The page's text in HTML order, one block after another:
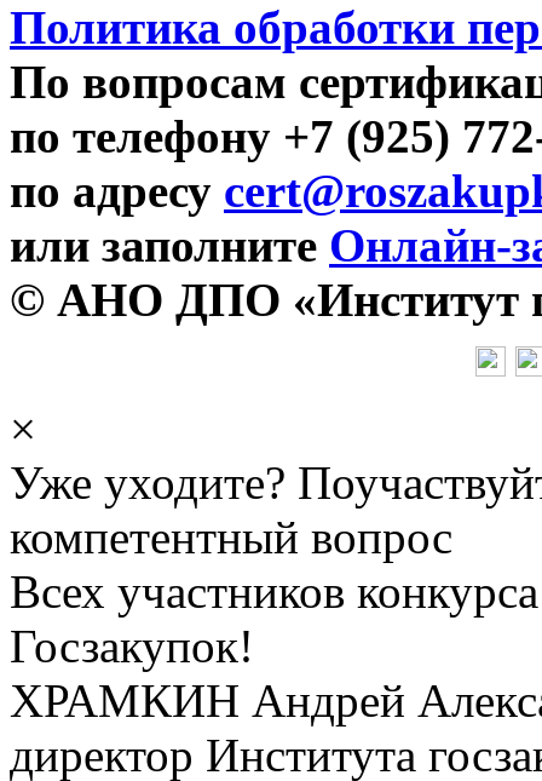
Политика обработки
По вопросам
по телефону +7 (925)
по адресу
или заполните Онлайн-
© АНО ДПО «Институт
×
Уже уходите?
компетентный вопрос
Всех участников
Госзакупок!
ХРАМКИН Андрей
директор Института